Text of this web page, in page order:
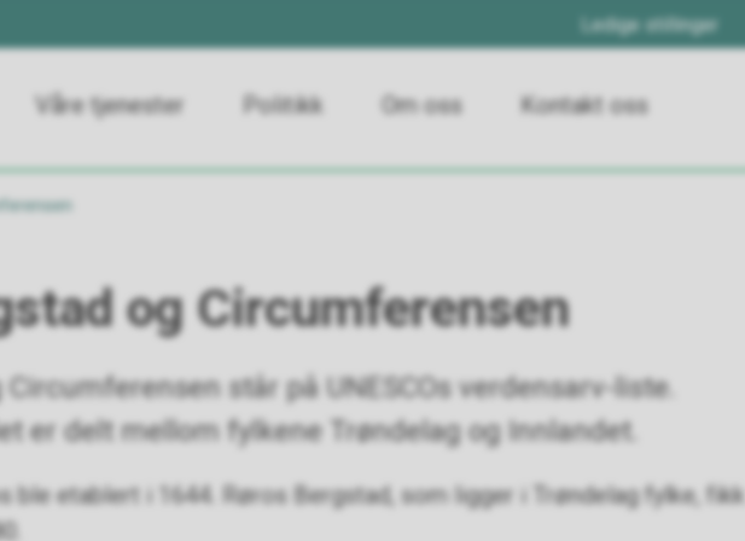
Ledige stillinger
Våre tjenester Politikk Om oss Kontakt oss
og Circumferensen
står på UNESCOs verdensarv-liste.
er delt mellom fylkene Trøndelag og Innlandet.
ble etablert i 1644. Røros Bergstad, som ligger i Trøndelag fylke, fikk